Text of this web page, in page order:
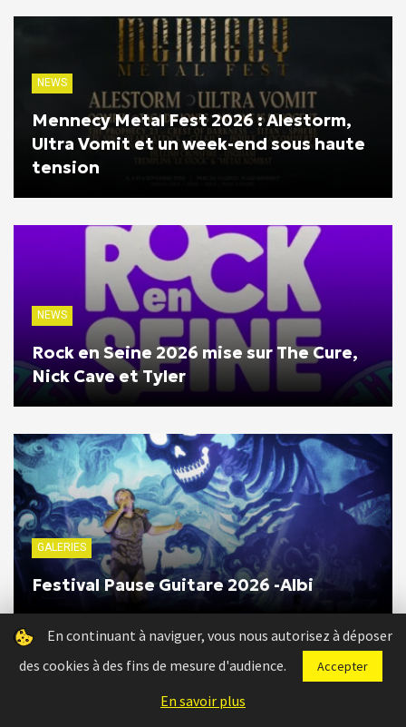
NEWS
Mennecy Metal Fest 2026 : Alestorm,
Ultra Vomit et un week-end sous haute
tension
NEWS
Rock en Seine 2026 mise sur The Cure,
Nick Cave et Tyler
GALERIES
Festival Pause Guitare 2026 -Albi
8
En continuant à naviguer, vous nous autorisez à déposer
des cookies à des fins de mesure d'audience.
Accepter
En savoir plus